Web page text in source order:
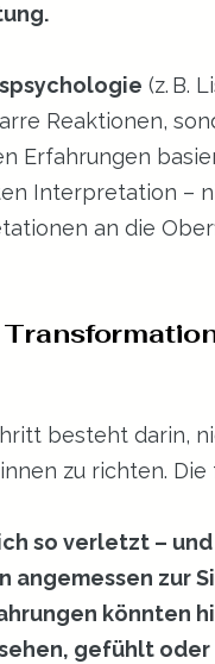
(z. B.
Reaktionen,
Erfahrungen
Interpretation –
an die
besteht darin,
zu richten.
so verletzt – und
angemessen zur
könnten
gefühlt